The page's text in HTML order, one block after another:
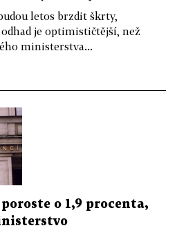
letos brzdit škrty,
odhad je optimističtější, než
ministerstva...
o 1,9 procenta,